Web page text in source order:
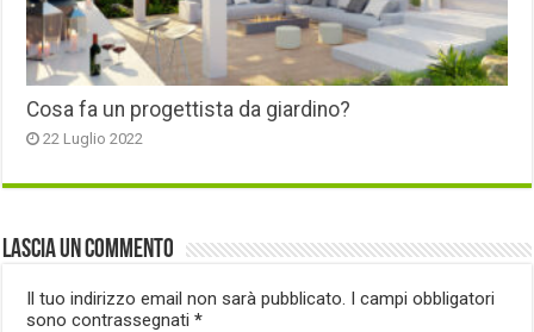
Cosa fa un progettista da giardino?
22 Luglio 2022
Lascia un commento
Il tuo indirizzo email non sarà pubblicato. I campi obbligatori
sono contrassegnati*